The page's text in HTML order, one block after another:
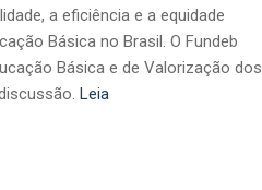
a eficiência e a equidade
Básica no Brasil. O Fundeb
Básica e de Valorização dos
Leia